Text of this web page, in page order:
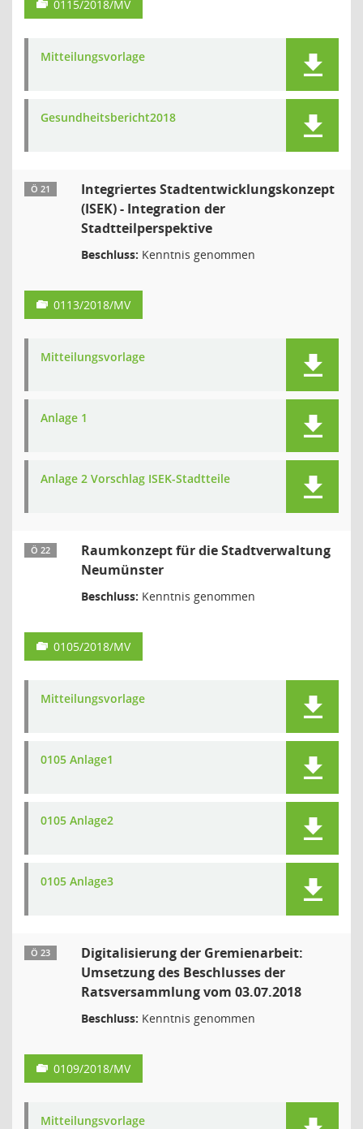
0115/2018/MV
Mitteilungsvorlage
Gesundheitsbericht2018
Ö 21
Integriertes Stadtentwicklungskonzept
(ISEK) - Integration der
Stadtteilperspektive
Beschluss: Kenntnis genommen
0113/2018/MV
Mitteilungsvorlage
Anlage 1
Anlage 2 Vorschlag ISEK-Stadtteile
Ö 22
Raumkonzept für die Stadtverwaltung
Neumünster
Beschluss: Kenntnis genommen
0105/2018/MV
Mitteilungsvorlage
0105 Anlage1
0105 Anlage2
0105 Anlage3
Ö 23
Digitalisierung der Gremienarbeit:
Umsetzung des Beschlusses der
Ratsversammlung vom 03.07.2018
Beschluss: Kenntnis genommen
0109/2018/MV
Mitteilungsvorlage